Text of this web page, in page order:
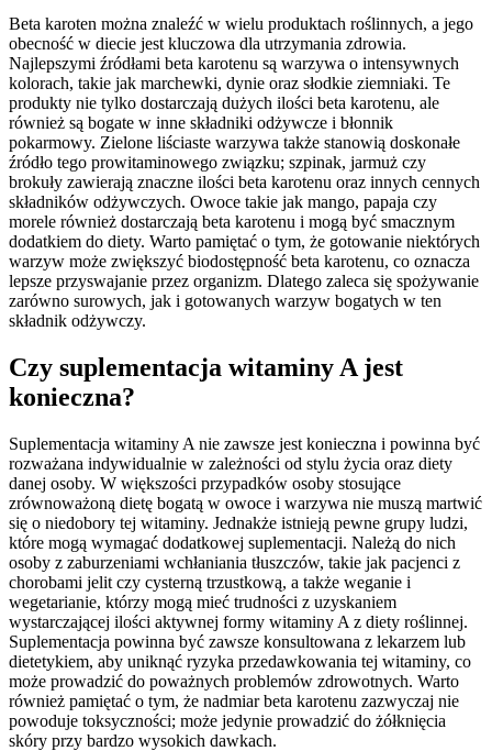
Beta karoten można znaleźć w wielu produktach roślinnych, a jego
obecność w diecie jest kluczowa dla utrzymania zdrowia.
Najlepszymi źródłami beta karotenu są warzywa o intensywnych
kolorach, takie jak marchewki, dynie oraz słodkie ziemniaki. Te
produkty nie tylko dostarczają dużych ilości beta karotenu, ale
również są bogate w inne składniki odżywcze i błonnik
pokarmowy. Zielone liściaste warzywa także stanowią doskonałe
źródło tego prowitaminowego związku; szpinak, jarmuż czy
brokuły zawierają znaczne ilości beta karotenu oraz innych cennych
składników odżywczych. Owoce takie jak mango, papaja czy
morele również dostarczają beta karotenu i mogą być smacznym
dodatkiem do diety. Warto pamiętać o tym, że gotowanie niektórych
warzyw może zwiększyć biodostępność beta karotenu, co oznacza
lepsze przyswajanie przez organizm. Dlatego zaleca się spożywanie
zarówno surowych, jak i gotowanych warzyw bogatych w ten
składnik odżywczy.
Czy suplementacja witaminy A jest
konieczna?
Suplementacja witaminy A nie zawsze jest konieczna i powinna być
rozważana indywidualnie w zależności od stylu życia oraz diety
danej osoby. W większości przypadków osoby stosujące
zrównoważoną dietę bogatą w owoce i warzywa nie muszą martwić
się o niedobory tej witaminy. Jednakże istnieją pewne grupy ludzi,
które mogą wymagać dodatkowej suplementacji. Należą do nich
osoby z zaburzeniami wchłaniania tłuszczów, takie jak pacjenci z
chorobami jelit czy cysterną trzustkową, a także weganie i
wegetarianie, którzy mogą mieć trudności z uzyskaniem
wystarczającej ilości aktywnej formy witaminy A z diety roślinnej.
Suplementacja powinna być zawsze konsultowana z lekarzem lub
dietetykiem, aby uniknąć ryzyka przedawkowania tej witaminy, co
może prowadzić do poważnych problemów zdrowotnych. Warto
również pamiętać o tym, że nadmiar beta karotenu zazwyczaj nie
powoduje toksyczności; może jedynie prowadzić do żółknięcia
skóry przy bardzo wysokich dawkach.